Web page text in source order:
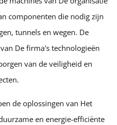
componenten die nodig zijn
tunnels en wegen. De
De firma's technologieën
van de veiligheid en
de oplossingen van Het
en energie-efficiënte